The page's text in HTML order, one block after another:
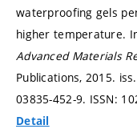
waterproofing gels
higher temperature.
Advanced Materials
Publications, 2015.
03835-452-9. ISSN:
Detail